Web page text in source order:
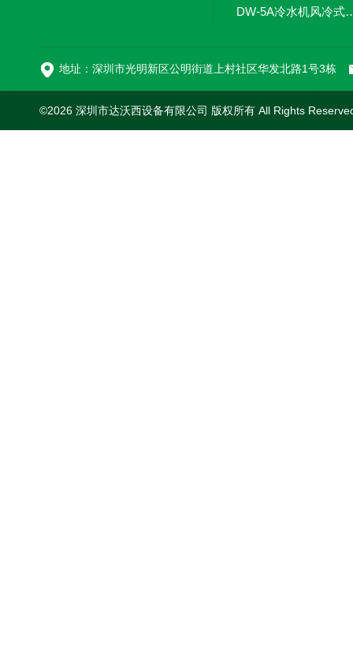
DW-5A冷水机
地址：深圳市光明新区公明街道上村社区华发北路1号3栋
©2026 深圳市达沃西设备有限公司 版权所有 All Rights